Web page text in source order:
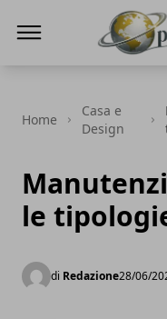
Home
Casa e
Design
le
di Redazione28/06/